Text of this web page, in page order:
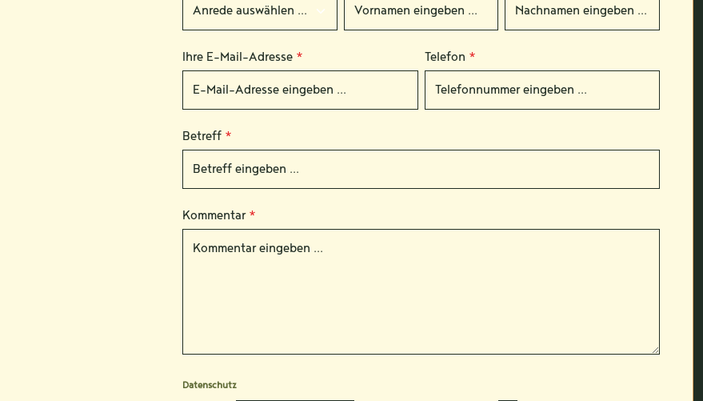
Ihre E-Mail-Adresse * Telefon *
Betreff *
Kommentar *
Datenschutz